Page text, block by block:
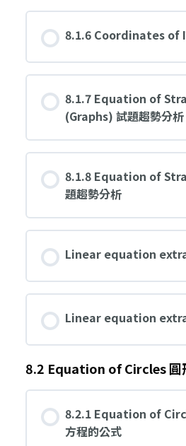
8.1.6 Coordinates
8.1.7 Equation of
(Graphs) 試題趨勢分析
8.1.8 Equation of
題趨勢分析
Linear equation
Linear equation
8.2 Equation of Circles 圓
8.2.1 Equation of
方程的公式